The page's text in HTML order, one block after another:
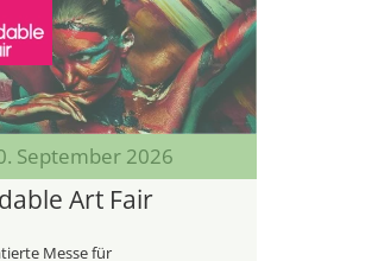
September 2026
Art Fair
Messe für